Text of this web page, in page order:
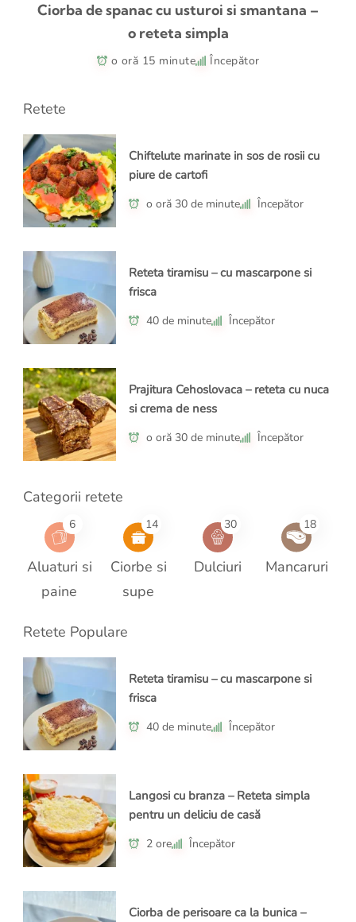
Ciorba de spanac cu usturoi si smantana –
o reteta simpla
o oră 15 minute Începător
Retete
Chiftelute marinate in sos de rosii cu
piure de cartofi
o oră 30 de minute Începător
Reteta tiramisu – cu mascarpone si
frisca
40 de minute Începător
Prajitura Cehoslovaca – reteta cu nuca
si crema de ness
o oră 30 de minute Începător
Categorii retete
6
Aluaturi si
paine
14
Ciorbe si
supe
30
Dulciuri
18
Mancaruri
Retete Populare
Reteta tiramisu – cu mascarpone si
frisca
40 de minute Începător
Langosi cu branza – Reteta simpla
pentru un deliciu de casă
2 ore Începător
Ciorba de perisoare ca la bunica –